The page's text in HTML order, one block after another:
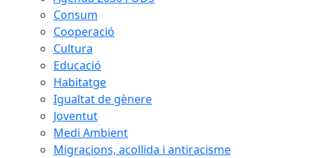
Consum
Cooperació
Cultura
Educació
Habitatge
Igualtat de gènere
Joventut
Medi Ambient
Migracions, acollida i antiracisme